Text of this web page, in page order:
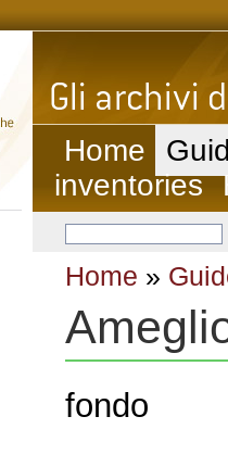
Home
inventories
Home »
fondo